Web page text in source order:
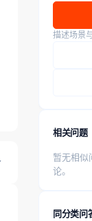
描述场景
相关问题
暂无相似
论。
同分类问